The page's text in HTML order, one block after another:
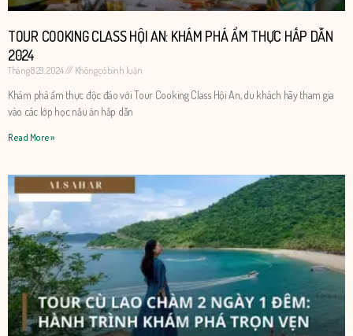
TOUR COOKING CLASS HỘI AN: KHÁM PHÁ ẨM THỰC HẤP DẪN
2024
Tháng 8 29, 2024 Không có bình luận
​​Khám phá ẩm thực độc đáo với Tour Cooking Class Hội An, du khách hãy tham gia
vào các lớp học nấu ăn hấp dẫn
Read More »